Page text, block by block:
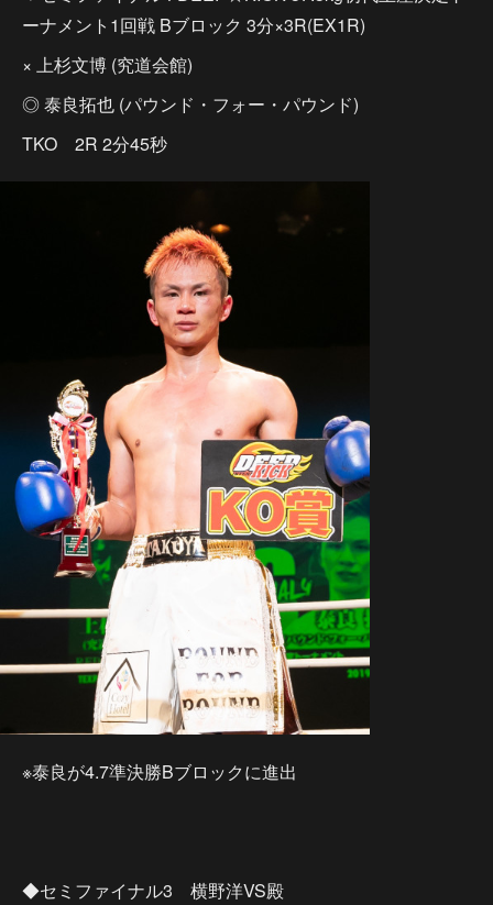
ーナメント1回戦 Bブロック 3分×3R(EX1R)
× 上杉文博 (究道会館)
◎ 泰良拓也 (パウンド・フォー・パウンド)
TKO 2R 2分45秒
※泰良が4.7準決勝Bブロックに進出
◆セミファイナル3 横野洋VS殿